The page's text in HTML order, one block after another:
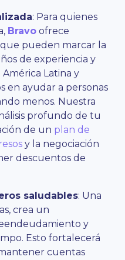
: Para quienes
Bravo ofrece
pueden marcar la
de experiencia y
América Latina y
en ayudar a personas
menos. Nuestra
profundo de tu
de un plan de
y la negociación
descuentos de
saludables: Una
crea un
y
Esto fortalecerá
cuentas